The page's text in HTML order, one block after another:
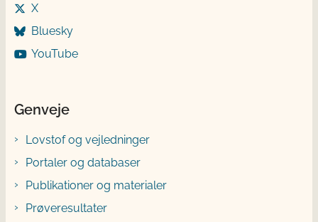
X
Bluesky
YouTube
Genveje
Lovstof og vejledninger
Portaler og databaser
Publikationer og materialer
Prøveresultater